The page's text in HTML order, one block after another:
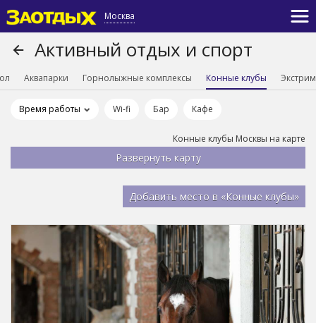
Москва
Активный отдых и спорт
Аквапарки Горнолыжные комплексы Конные клубы Экстрим
Время работы Wi-fi Бар Кафе
Конные клубы Москвы на карте
Добавить место в «Конные клубы»